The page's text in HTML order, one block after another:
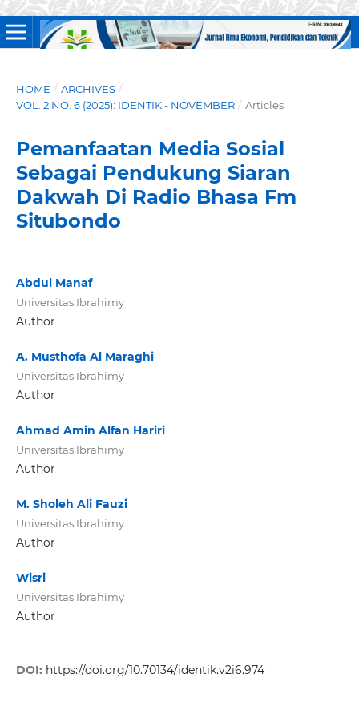
HOME / ARCHIVES /
VOL. 2 NO. 6 (2025): IDENTIK - NOVEMBER / Articles
Pemanfaatan Media Sosial
Sebagai Pendukung Siaran
Dakwah Di Radio Bhasa Fm
Situbondo
Abdul Manaf
Universitas Ibrahimy
Author
A. Musthofa Al Maraghi
Universitas Ibrahimy
Author
Ahmad Amin Alfan Hariri
Universitas Ibrahimy
Author
M. Sholeh Ali Fauzi
Universitas Ibrahimy
Author
Wisri
Universitas Ibrahimy
Author
DOI: https://doi.org/10.70134/identik.v2i6.974